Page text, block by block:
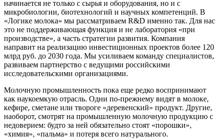
начинается не только с сырья и оборудования, но и с
микробиологии, биотехнологий и научных компетенций. В
«Логике молока» мы рассматриваем R&D именно так. Для нас
это не поддерживающая функция и не лаборатория «при
производстве», а часть стратегии развития. Компания
направит на реализацию инвестиционных проектов более 120
млрд руб. до 2030 года. Мы усиливаем команду специалистов,
развиваем партнерство с ведущими российскими
исследовательскими организациями.
Молочную промышленность пока еще редко воспринимают
как наукоемкую отрасль. Одни по-прежнему видят в молоке,
кефире, сметане или твороге «деревенский» продукт. Другие,
наоборот, смотрят на промышленную молочную продукцию с
недоверием: будто за ней обязательно стоят «порошки»,
«химия», «пальма» и потеря всего натурального.